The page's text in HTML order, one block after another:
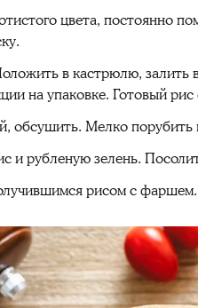
цвета, постоянно
в кастрюлю, залить
на упаковке. Готовый
обсушить. Мелко
и рубленую зелень.
рисом с